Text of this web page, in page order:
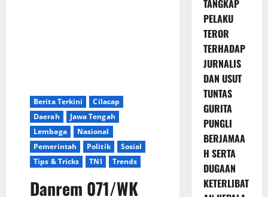
Berita Terkini
Cilacap
Daerah
Jawa Tengah
Lembaga
Nasional
Pemerintah
Politik
Sosial
Tips & Tricks
TNI Trends
Danrem 071/WK
TANGKAP
PELAKU
TEROR
TERHADAP
JURNALIS
DAN USUT
TUNTAS
GURITA
PUNGLI
BERJAMAA
H SERTA
DUGAAN
KETERLIBAT